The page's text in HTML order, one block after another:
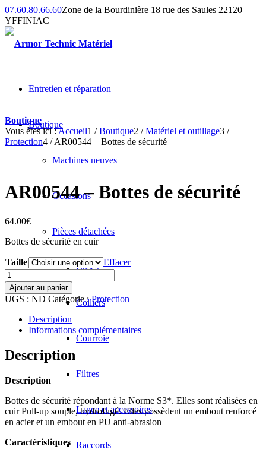
07.60.80.66.60Zone de la Bourdinière 18 rue des Saules 22120
YFFINIAC
Entretien et réparation
Boutique
Machines neuves
Occasions
Pièces détachées
Buses
Colliers
Courroie
Filtres
Lance et accessoires
Raccords
Boutique
Vous êtes ici :Accueil1 / Boutique2 / Matériel et outillage3 /
Protection4 / AR00544 – Bottes de sécurité
AR00544 – Bottes de sécurité
64.00€
Bottes de sécurité en cuir
Taille
Effacer
quantité
de
AR00544
-
Bottes
sécurité
Ajouter au panier
UGS : ND Catégorie :Protection
Description
Informations complémentaires
Description
Description
Bottes de sécurité répondant à la Norme S3*. Elles sont réalisées en
cuir Pull-up souple, hydrofugé. Elles possèdent un embout renforcé
en acier et un embout en PU anti-abrasion
Caractéristiques